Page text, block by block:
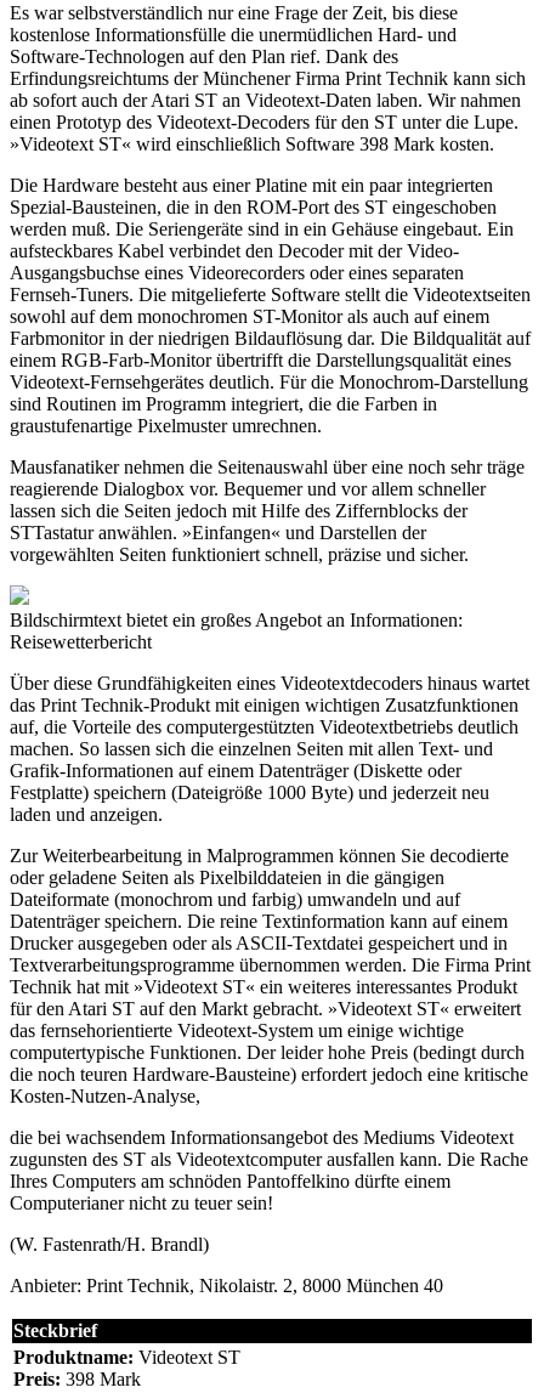
Es war selbstverständlich nur eine Frage der Zeit, bis diese
kostenlose Informationsfülle die unermüdlichen Hard- und
Software-Technologen auf den Plan rief. Dank des
Erfindungsreichtums der Münchener Firma Print Technik kann sich
ab sofort auch der Atari ST an Videotext-Daten laben. Wir nahmen
einen Prototyp des Videotext-Decoders für den ST unter die Lupe.
»Videotext ST« wird einschließlich Software 398 Mark kosten.
Die Hardware besteht aus einer Platine mit ein paar integrierten
Spezial-Bausteinen, die in den ROM-Port des ST eingeschoben
werden muß. Die Seriengeräte sind in ein Gehäuse eingebaut. Ein
aufsteckbares Kabel verbindet den Decoder mit der Video-
Ausgangsbuchse eines Videorecorders oder eines separaten
Fernseh-Tuners. Die mitgelieferte Software stellt die Videotextseiten
sowohl auf dem monochromen ST-Monitor als auch auf einem
Farbmonitor in der niedrigen Bildauflösung dar. Die Bildqualität auf
einem RGB-Farb-Monitor übertrifft die Darstellungsqualität eines
Videotext-Fernsehgerätes deutlich. Für die Monochrom-Darstellung
sind Routinen im Programm integriert, die die Farben in
graustufenartige Pixelmuster umrechnen.
Mausfanatiker nehmen die Seitenauswahl über eine noch sehr träge
reagierende Dialogbox vor. Bequemer und vor allem schneller
lassen sich die Seiten jedoch mit Hilfe des Ziffernblocks der
STTastatur anwählen. »Einfangen« und Darstellen der
vorgewählten Seiten funktioniert schnell, präzise und sicher.
Bildschirmtext bietet ein großes Angebot an Informationen:
Reisewetterbericht
Über diese Grundfähigkeiten eines Videotextdecoders hinaus wartet
das Print Technik-Produkt mit einigen wichtigen Zusatzfunktionen
auf, die Vorteile des computergestützten Videotextbetriebs deutlich
machen. So lassen sich die einzelnen Seiten mit allen Text- und
Grafik-Informationen auf einem Datenträger (Diskette oder
Festplatte) speichern (Dateigröße 1000 Byte) und jederzeit neu
laden und anzeigen.
Zur Weiterbearbeitung in Malprogrammen können Sie decodierte
oder geladene Seiten als Pixelbilddateien in die gängigen
Dateiformate (monochrom und farbig) umwandeln und auf
Datenträger speichern. Die reine Textinformation kann auf einem
Drucker ausgegeben oder als ASCII-Textdatei gespeichert und in
Textverarbeitungsprogramme übernommen werden. Die Firma Print
Technik hat mit »Videotext ST« ein weiteres interessantes Produkt
für den Atari ST auf den Markt gebracht. »Videotext ST« erweitert
das fernsehorientierte Videotext-System um einige wichtige
computertypische Funktionen. Der leider hohe Preis (bedingt durch
die noch teuren Hardware-Bausteine) erfordert jedoch eine kritische
Kosten-Nutzen-Analyse,
die bei wachsendem Informationsangebot des Mediums Videotext
zugunsten des ST als Videotextcomputer ausfallen kann. Die Rache
Ihres Computers am schnöden Pantoffelkino dürfte einem
Computerianer nicht zu teuer sein!
(W. Fastenrath/H. Brandl)
Anbieter: Print Technik, Nikolaistr. 2, 8000 München 40
Steckbrief
Produktname: Videotext ST
Preis: 398 Mark